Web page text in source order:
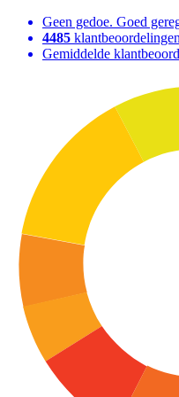
Geen gedoe. Goed
4485
Gemiddelde